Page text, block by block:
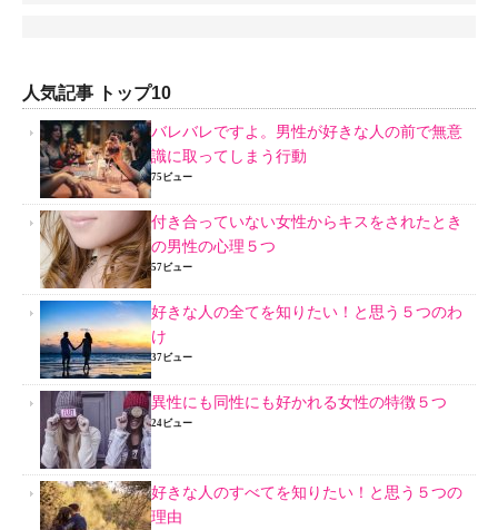
人気記事 トップ10
バレバレですよ。男性が好きな人の前で無意
識に取ってしまう行動
75ビュー
付き合っていない女性からキスをされたとき
の男性の心理５つ
57ビュー
好きな人の全てを知りたい！と思う５つのわ
け
37ビュー
異性にも同性にも好かれる女性の特徴５つ
24ビュー
好きな人のすべてを知りたい！と思う５つの
理由